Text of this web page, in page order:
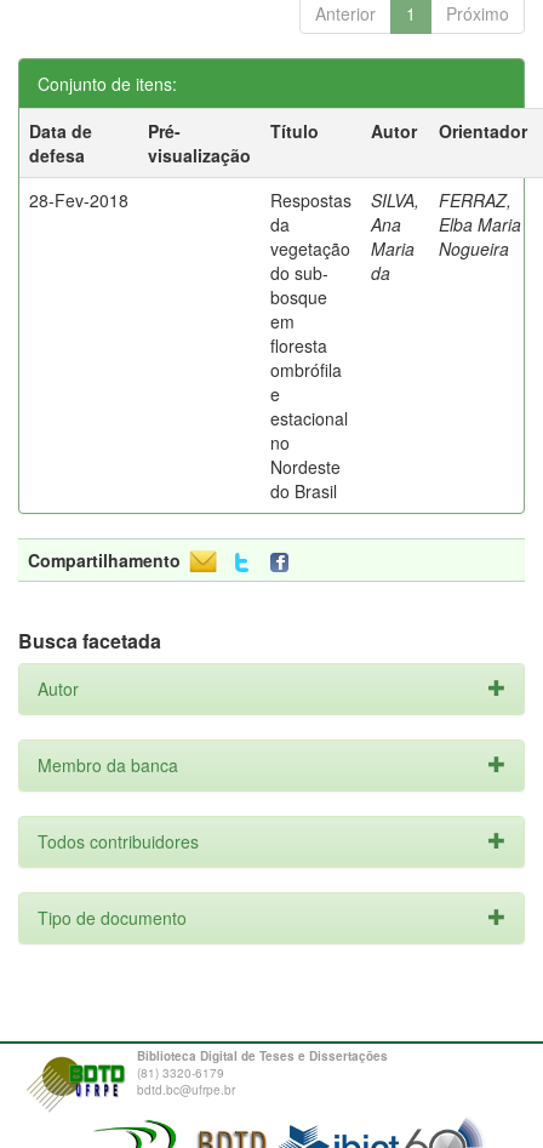
Anterior 1 Próximo
Conjunto de itens:
Data de
defesa
Pré-
visualização
Título Autor Orientador
28-Fev-2018
Respostas
da
vegetação
do sub-
bosque
em
floresta
ombrófila
e
estacional
no
Nordeste
do Brasil
SILVA,
Ana
Maria
da
FERRAZ,
Elba Maria
Nogueira
Compartilhamento
Busca facetada
Autor
Membro da banca
Todos contribuidores
Tipo de documento
Biblioteca Digital de Teses e Dissertações
(81) 3320-6179
bdtd.bc@ufrpe.br